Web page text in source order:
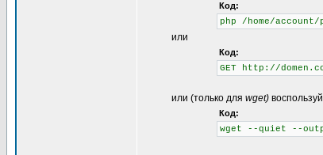
Код:
php /home/
или
Код:
GET http://
или (только для wget)
Код:
wget --quiet --